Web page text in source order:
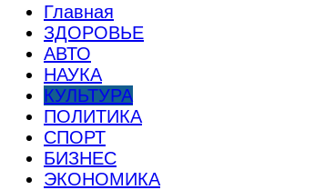
Главная
ЗДОРОВЬЕ
АВТО
НАУКА
КУЛЬТУРА
ПОЛИТИКА
СПОРТ
БИЗНЕС
ЭКОНОМИКА